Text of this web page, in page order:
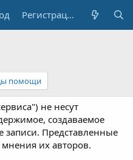
Регистрация
помощи
не несут
создаваемое
записи. Представленные
их авторов.